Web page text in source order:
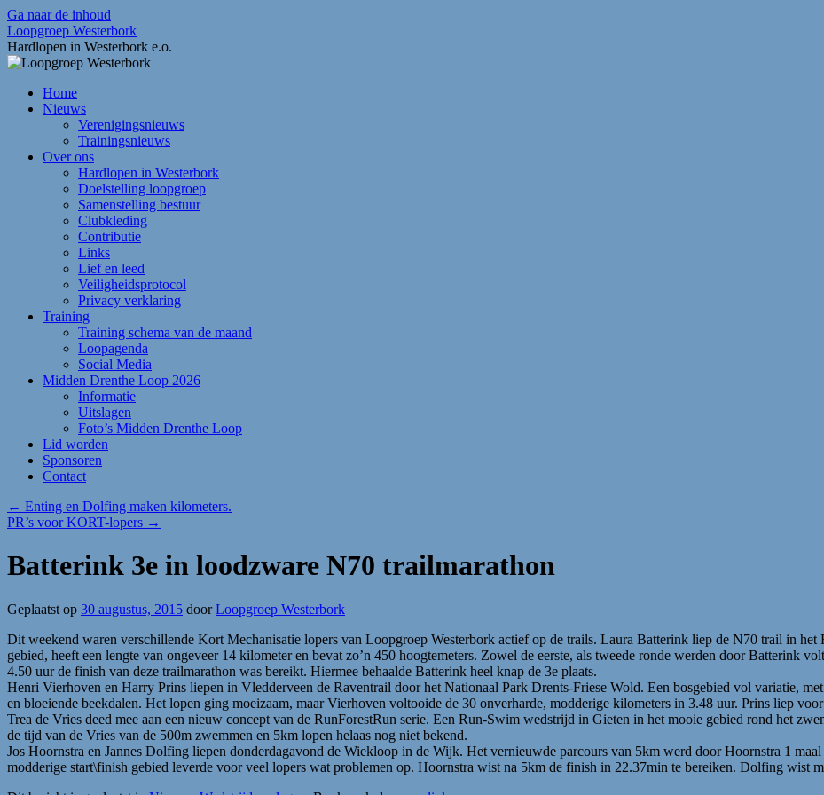
Ga naar de inhoud
Loopgroep Westerbork
Hardlopen in Westerbork e.o.
Home
Nieuws
Verenigingsnieuws
Trainingsnieuws
Over ons
Hardlopen in Westerbork
Doelstelling loopgroep
Samenstelling bestuur
Clubkleding
Contributie
Links
Lief en leed
Veiligheidsprotocol
Privacy verklaring
Training
Training schema van de maand
Loopagenda
Social Media
Midden Drenthe Loop 2026
Informatie
Uitslagen
Foto’s Midden Drenthe Loop
Lid worden
Sponsoren
Contact
← Enting en Dolfing maken kilometers.
PR’s voor KORT-lopers →
Batterink 3e in loodzware N70 trailmarathon
Geplaatst op 30 augustus, 2015 door Loopgroep Westerbork
Dit weekend waren verschillende Kort Mechanisatie lopers van Loopgroep Westerbork actief op de trails. Laura Batterink liep de N70 trail in
gebied, heeft een lengte van ongeveer 14 kilometer en bevat zo’n 450 hoogtemeters. Zowel de eerste, als tweede ronde werden door Batterink
4.50 uur de finish van deze trailmarathon was bereikt. Hiermee behaalde Batterink heel knap de 3e plaats.
Henri Vierhoven en Harry Prins liepen in Vledderveen de Raventrail door het Nationaal Park Drents-Friese Wold. Een bosgebied vol variatie,
en bloeiende beekdalen. Het lopen ging moeizaam, maar Vierhoven voltooide de 30 onverharde, modderige kilometers in 3.48 uur. Prins liep
Trea de Vries deed mee aan een nieuw concept van de RunForestRun serie. Een Run-Swim wedstrijd in Gieten in het mooie gebied rond het
de tijd van de Vries van de 500m zwemmen en 5km lopen helaas nog niet bekend.
Jos Hoornstra en Jannes Dolfing liepen donderdagavond de Wiekloop in de Wijk. Het vernieuwde parcours van 5km werd door Hoornstra 1
modderige start\finish gebied leverde voor veel lopers wat problemen op. Hoornstra wist na 5km de finish in 22.37min te bereiken. Dolfing wist